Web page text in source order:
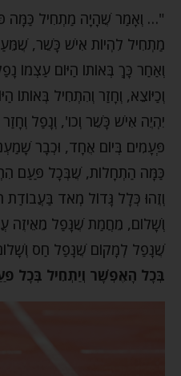
"… וְאָמַר שֶׁהָיָה מַתְחִיל כַּמָּה
מַתְחִיל לִהְיוֹת אִישׁ כָּשֵׁר,
וְאַחַר כָּךְ בְּאוֹתוֹ הַיּוֹם עַצְמוֹ
וְכַיּוֹצֵא, וְחָזַר וְהִתְחִיל
יִהְיֶה אִישׁ כָּשֵׁר וְכו', וְנָפַל
פְּעָמִים בְּיוֹם אֶחָד, וּכְבָר
כַּמָּה הַתְחָלוֹת, שֶׁבְּכָל פַּעַם
וְזֶהוּ כְּלָל גָּדוֹל מְאד בַּעֲבוֹדַת
וְשָׁלוֹם, מֵחֲמַת שֶׁנָּפַל מֵאֵיזֶה
שֶׁנָּפַל לְמָקוֹם שֶׁנָּפַל חַס
בְּכָל הָאֶפְשָׁר וְיַתְחִיל בְּכָל